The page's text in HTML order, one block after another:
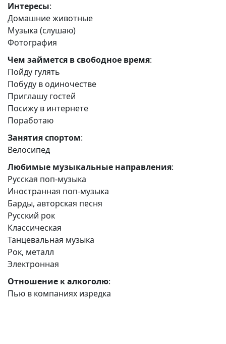
Интересы:
Домашние животные
Музыка (слушаю)
Фотография
Чем займется в свободное время:
Пойду гулять
Побуду в одиночестве
Приглашу гостей
Посижу в интернете
Поработаю
Занятия спортом:
Велосипед
Любимые музыкальные направления:
Русская поп-музыка
Иностранная поп-музыка
Барды, авторская песня
Русский рок
Классическая
Танцевальная музыка
Рок, металл
Электронная
Отношение к алкоголю:
Пью в компаниях изредка